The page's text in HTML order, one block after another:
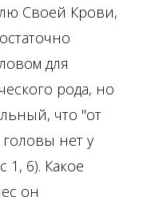
Своей Крови,
для
рода, но
что "от
нет у
1, 6). Какое
он